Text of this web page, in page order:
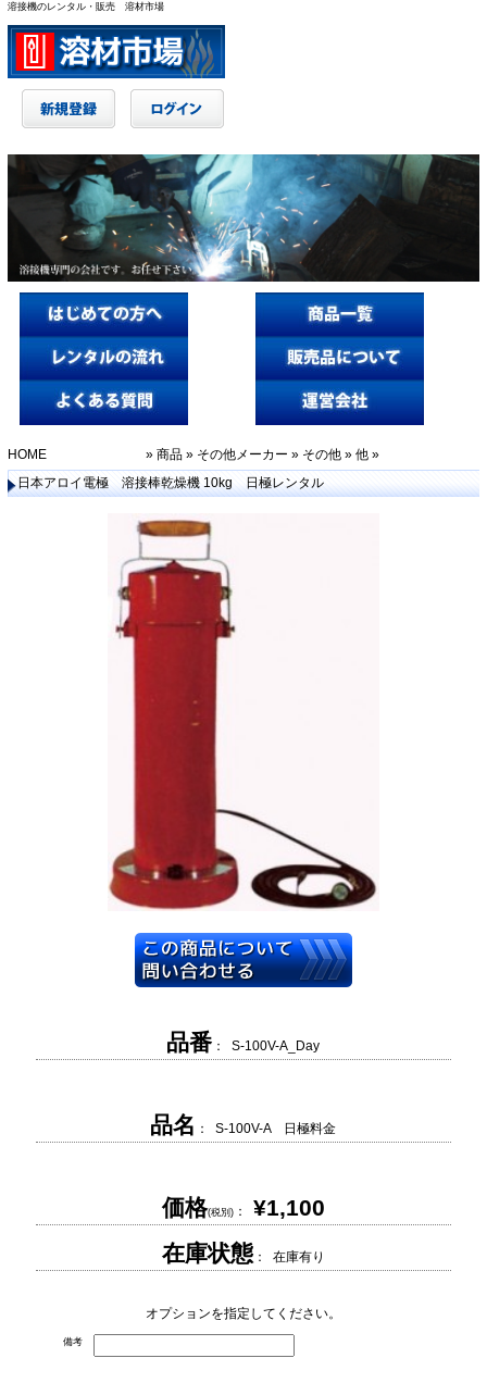
溶接機のレンタル・販売 溶材市場
HOME »商品 » その他メーカー » その他 »他 »
日本アロイ電極 溶接棒乾燥機 10kg 日極レンタル
品番 ： S-100V-A_Day
品名 ： S-100V-A 日極料金
価格(税別)： ¥1,100
在庫状態： 在庫有り
オプションを指定してください。
備考